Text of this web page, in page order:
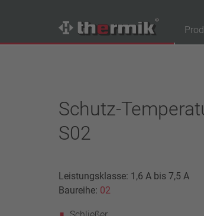
Öffner
Schließer
Hochtemperatur (205 – 250 °C)
Schutz-
S02
Leistungsklasse: 1,6 A bis 7,5 A
Baureihe: 02